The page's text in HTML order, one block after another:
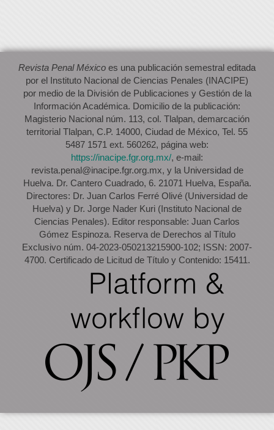
Revista Penal México es una publicación semestral editada
por el Instituto Nacional de Ciencias Penales (INACIPE)
por medio de la División de Publicaciones y Gestión de la
Información Académica. Domicilio de la publicación:
Magisterio Nacional núm. 113, col. Tlalpan, demarcación
territorial Tlalpan, C.P. 14000, Ciudad de México, Tel. 55
5487 1571 ext. 560262, página web:
https://inacipe.fgr.org.mx/, e-mail:
revista.penal@inacipe.fgr.org.mx, y la Universidad de
Huelva. Dr. Cantero Cuadrado, 6. 21071 Huelva, España.
Directores: Dr. Juan Carlos Ferré Olivé (Universidad de
Huelva) y Dr. Jorge Nader Kuri (Instituto Nacional de
Ciencias Penales). Editor responsable: Juan Carlos
Gómez Espinoza. Reserva de Derechos al Título
Exclusivo núm. 04-2023-050213215900-102; ISSN: 2007-
4700. Certificado de Licitud de Título y Contenido: 15411.